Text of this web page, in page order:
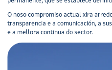
O noso compromiso actual xira
transparencia e a comunicación, a
e a mellora continua do sector.